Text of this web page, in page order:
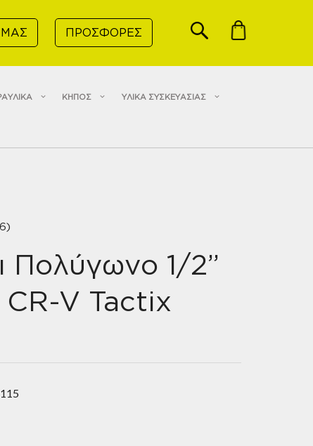
ΠΡΟΣΦΟΡΕΣ
ΚΗΠΟΣ ΥΛΙΚΑ ΣΥΣΚΕΥΑΣΙΑΣ
Πολύγωνο 1/2”
V Tactix